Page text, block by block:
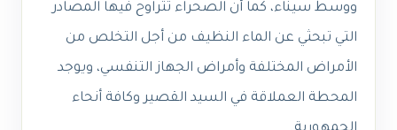
ووسط سيناء، كما أن الصحراء تتراوح فيها المصادر
التي تبحثي عن الماء النظيف من أجل التخلص من
الأمراض المختلفة وأمراض الجهاز التنفسي، ويوجد
المحطة العملاقة في السيد القصير وكافة أنحاء